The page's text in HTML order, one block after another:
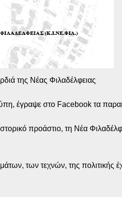
της Νέας Φιλαδέλφειας
έγραψε στο Facebook τα
προάστιο, τη Νέα
των τεχνών, της πολιτικής